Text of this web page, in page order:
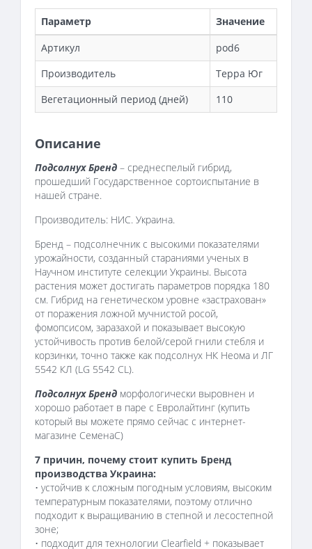
Параметр
Значение
Артикул
pod6
Производитель
Терра Юг
Вегетационный период (дней)
110
Описание
Подсолнух Бренд – среднеспелый гибрид,
прошедший Государственное сортоиспытание в
нашей стране.
Производитель: НИС. Украина.
Бренд – подсолнечник с высокими показателями
урожайности, созданный стараниями ученых в
Научном институте селекции Украины. Высота
растения может достигать параметров порядка 180
см. Гибрид на генетическом уровне «застрахован»
от поражения ложной мучнистой росой,
фомопсисом, заразахой и показывает высокую
устойчивость против белой/серой гнили стебля и
корзинки, точно также как подсолнух НК Неома и ЛГ
5542 КЛ (LG 5542 CL).
Подсолнух Бренд морфологически выровнен и
хорошо работает в паре с Евролайтинг (купить
который вы можете прямо сейчас с интернет-
магазине СеменаС)
7 причин, почему стоит купить Бренд
производства Украина:
• устойчив к сложным погодным условиям, высоким
температурным показателями, поэтому отлично
подходит к выращиванию в степной и лесостепной
зоне;
• подходит для технологии Clearfield + показывает